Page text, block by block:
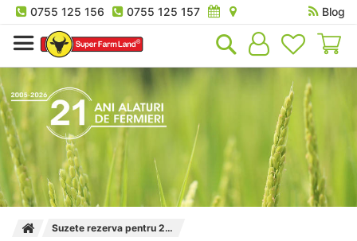
0755 125 156 0755 125 157
Blog
Suzete rezerva pentru 278 Kerbl